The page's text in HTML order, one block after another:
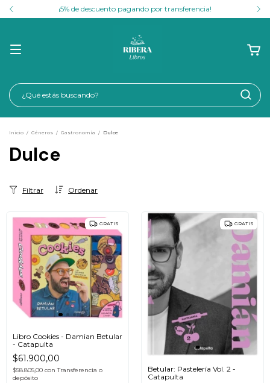
¡5% de descuento pagando por transferencia!
Inicio / Géneros / Gastronomía / Dulce
Dulce
Ordenar
Filtrar
GRATIS
Libro Cookies - Damian Betular
- Catapulta
$61.900,00
$58.805,00 con Transferencia o
depósito
GRATIS
Betular: Pastelería Vol. 2 -
Catapulta